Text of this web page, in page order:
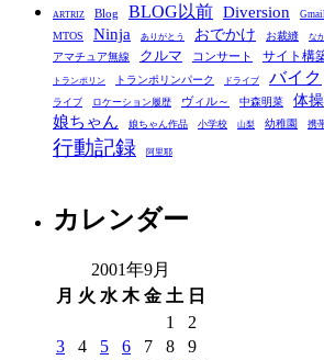
ゴ
リ
ー
ARTRIZ Blog BLOG以前 Diversion
MTOS
Ninja ありがとう おでかけ お裁縫 な
アマチュア無線 クルマ コンサート サイト構
トランポリン トランポリンパーク ドライブ バイク
ライブ ロケーション履歴 ヴィル～ 中森明菜 体操
娘ちゃん 娘ちゃん作品 小学校 山梨 幼稚園 携
行動記録 阿里耶
カレンダー
2001年9月
月 火 水 木 金 土 日
1
2
3
4 5 6 7 8
9